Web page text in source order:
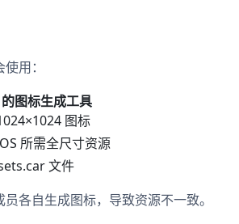
用：
图标生成工具
图标
所需全尺寸资源
文件
各自生成图标，导致资源不一致。